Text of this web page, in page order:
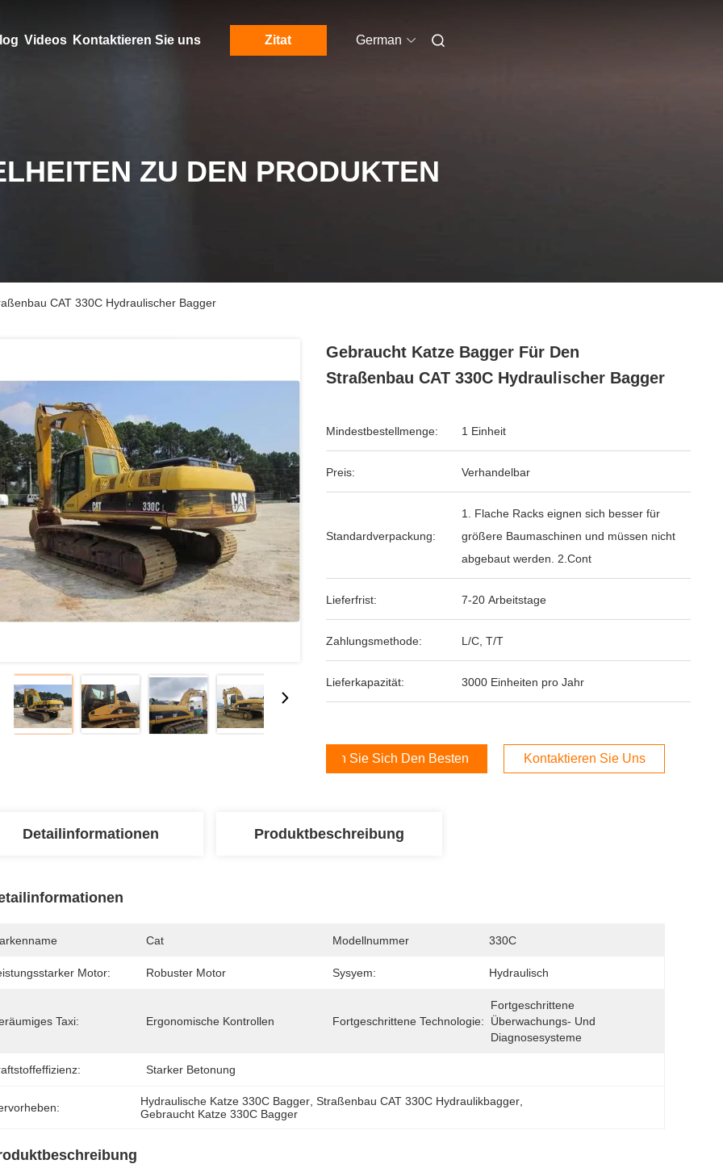
Videos Kontaktieren Sie uns Zitat German
ZU DEN PRODUKTEN
CAT 330C Hydraulischer Bagger
Gebraucht Katze Bagger Für Den
Straßenbau CAT 330C Hydraulischer Bagger
Mindestbestellmenge: 1 Einheit
Preis: Verhandelbar
Standardverpackung:
1. Flache Racks eignen sich besser für
größere Baumaschinen und müssen nicht
abgebaut werden. 2.Cont
Lieferfrist: 7-20 Arbeitstage
Zahlungsmethode: L/C, T/T
Lieferkapazität: 3000 Einheiten pro Jahr
Holen Sie Sich Den Besten Preis Kontaktieren Sie Uns
Detailinformationen Produktbeschreibung
Cat Modellnummer 330C
Motor: Robuster Motor Sysyem: Hydraulisch
Taxi: Ergonomische Kontrollen Fortgeschrittene Technologie:
Fortgeschrittene
Überwachungs- Und
Diagnosesysteme
Starker Betonung
Hydraulische Katze 330C Bagger , Straßenbau CAT 330C Hydraulikbagger
Gebraucht Katze 330C Bagger